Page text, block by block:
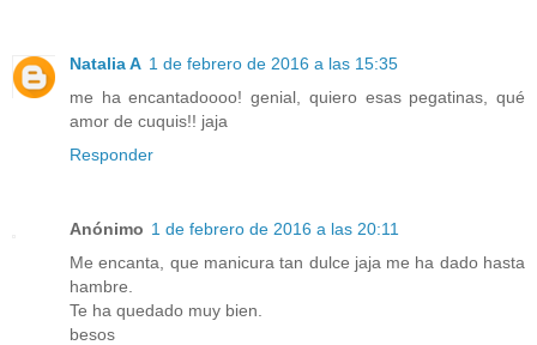
Natalia A 1 de febrero de 2016 a las 15:35
me ha encantadoooo! genial, quiero esas pegatinas, qué
amor de cuquis!! jaja
Responder
Anónimo 1 de febrero de 2016 a las 20:11
Me encanta, que manicura tan dulce jaja me ha dado hasta
hambre.
Te ha quedado muy bien.
besos